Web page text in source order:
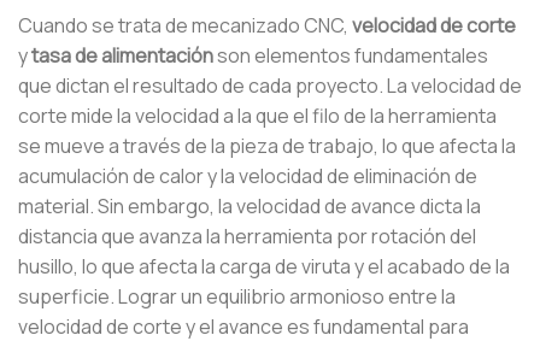
Cuando se trata de mecanizado CNC, velocidad de corte
ytasa de alimentaciónson elementos fundamentales
que dictan el resultado de cada proyecto. La velocidad de
corte mide la velocidad a la que el filo de la herramienta
se mueve a través de la pieza de trabajo, lo que afecta la
acumulación de calor y la velocidad de eliminación de
material. Sin embargo, la velocidad de avance dicta la
distancia que avanza la herramienta por rotación del
husillo, lo que afecta la carga de viruta y el acabado de la
superficie. Lograr un equilibrio armonioso entre la
velocidad de corte y el avance es fundamental para